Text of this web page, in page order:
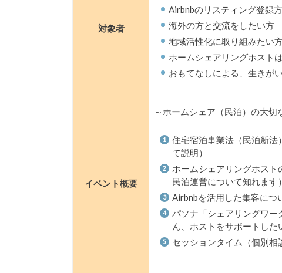
対象者
Airbnbのリスティング登録
海外の方と交流をしたい方
地域活性化に取り組みたい
ホームシェアリングホスト
おもてなしによる、生きが
イベント概要
～ホームシェア（民泊）の大
住宅宿泊事業法（民泊新
て説明）
ホームシェアリングホス
民泊運営について知れます）
Airbnbを活用した集客につ
パソナ「シェアリングワー
ん、ホストをサポートした
セッションタイム（個別相